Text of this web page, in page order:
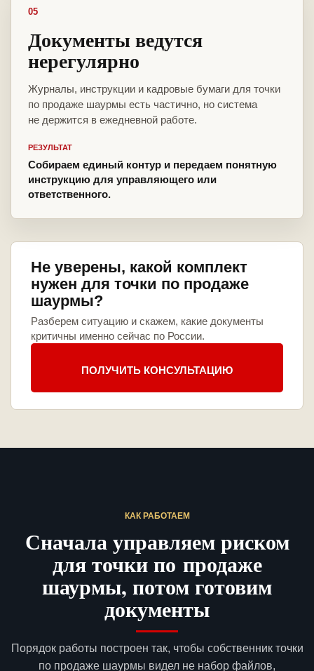
05
Документы ведутся
нерегулярно
Журналы, инструкции и кадровые бумаги для точки
по продаже шаурмы есть частично, но система
не держится в ежедневной работе.
РЕЗУЛЬТАТ
Собираем единый контур и передаем понятную
инструкцию для управляющего или
ответственного.
Не уверены, какой комплект
нужен для точки по продаже
шаурмы?
Разберем ситуацию и скажем, какие документы
критичны именно сейчас по России.
ПОЛУЧИТЬ КОНСУЛЬТАЦИЮ
КАК РАБОТАЕМ
Сначала управляем риском
для точки по продаже
шаурмы, потом готовим
документы
Порядок работы построен так, чтобы собственник точки
по продаже шаурмы видел не набор файлов,